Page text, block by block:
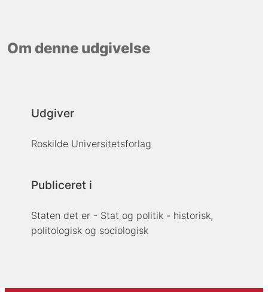
Om denne udgivelse
Udgiver
Roskilde Universitetsforlag
Publiceret i
Staten det er - Stat og politik - historisk,
politologisk og sociologisk